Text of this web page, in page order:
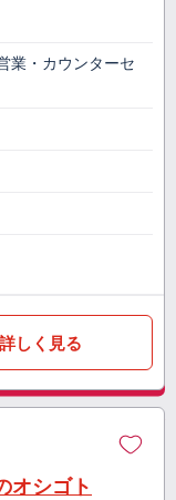
業・カウンターセ
詳しく見る
オシゴト